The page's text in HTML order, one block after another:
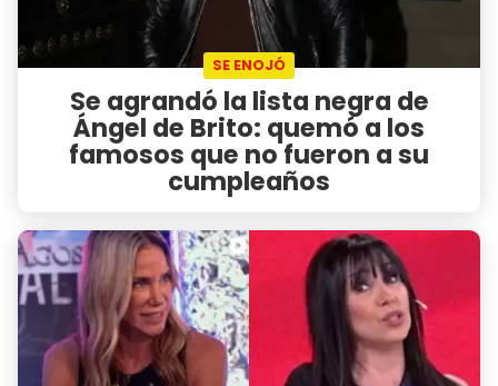
SE ENOJÓ
Se agrandó la lista negra de
Ángel de Brito: quemó a los
famosos que no fueron a su
cumpleaños